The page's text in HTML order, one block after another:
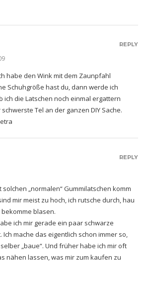
habe den Wink mit dem Zaunpfahl
Schuhgröße hast du, dann werde ich
ich die Latschen noch einmal ergattern
Tel an der ganzen DIY Sache.
REPLY
„normalen“ Gummilatschen komm
mir meist zu hoch, ich rutsche durch, hau
blasen.
ich mir gerade ein paar schwarze
Ich mache das eigentlich schon immer so,
selber „baue“. Und früher habe ich mir oft
nähen lassen, was mir zum kaufen zu
REPLY